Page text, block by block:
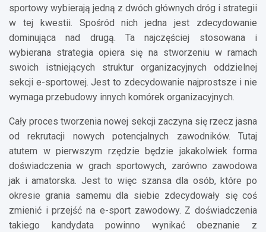
sportowy wybierają jedną z dwóch głównych dróg i strategii
w tej kwestii. Spośród nich jedna jest zdecydowanie
dominująca nad drugą. Ta najczęściej stosowana i
wybierana strategia opiera się na stworzeniu w ramach
swoich istniejących struktur organizacyjnych oddzielnej
sekcji e-sportowej. Jest to zdecydowanie najprostsze i nie
wymaga przebudowy innych komórek organizacyjnych.
Cały proces tworzenia nowej sekcji zaczyna się rzecz jasna
od rekrutacji nowych potencjalnych zawodników. Tutaj
atutem w pierwszym rzędzie będzie jakakolwiek forma
doświadczenia w grach sportowych, zarówno zawodowa
jak i amatorska. Jest to więc szansa dla osób, które po
okresie grania samemu dla siebie zdecydowały się coś
zmienić i przejść na e-sport zawodowy. Z doświadczenia
takiego kandydata powinno wynikać obeznanie z